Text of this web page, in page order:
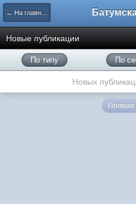
← На главную
Новые публикации
По типу По
Новых
Полная